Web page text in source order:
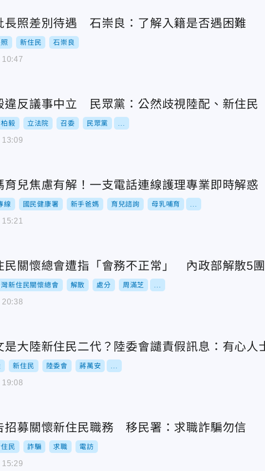
長照差別待遇 石崇良：了解入籍是否遇困難
新住民 石崇良
違反議事中立 民眾黨：公然歧視陸配、新住民
毅 立法院 召委 民眾黨
育兒焦慮有解！一支電話連線護理專業即時解惑
線 國民健康署 新手爸媽 育兒諮詢 母乳哺育
民關懷總會遭指「會務不正常」 內政部解散5
灣新住民關懷總會 解散 處分 周滿芝
是大陸新住民二代？陸委會譴責假訊息：有心人
新住民 陸委會 蔣萬安
招募關懷新住民職務 移民署：求職詐騙勿信
民 詐騙 求職 電訪